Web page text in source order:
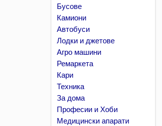
Бусове
Камиони
Автобуси
Лодки и джетове
Агро машини
Ремаркета
Кари
Техника
За дома
Професии и Хоби
Медицински апарати